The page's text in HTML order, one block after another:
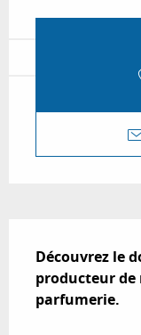
Découvrez le
producteur de
parfumerie.